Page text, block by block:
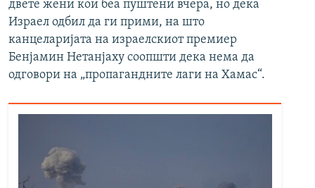
двете жени кои беа пуштени вчера, но дека
Израел одбил да ги прими, на што
канцеларијата на израелскиот премиер
Бенјамин Нетанјаху соопшти дека нема да
одговори на „пропагандните лаги на Хамас“.